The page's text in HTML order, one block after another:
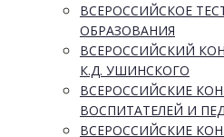
ВСЕРОССИЙСКОЕ
ОБРАЗОВАНИЯ
ВСЕРОССИЙСКИЙ
К.Д. УШИНСКОГО
ВСЕРОССИЙСКИЕ
ВОСПИТАТЕЛЕЙ И
ВСЕРОССИЙСКИЕ